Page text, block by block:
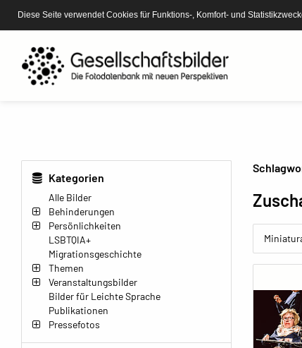
Diese Seite verwendet Cookies für Funktions-, Komfort- und
Kategorien
Alle Bilder
Behinderungen
Persönlichkeiten
LSBTQIA+
Migrationsgeschichte
Themen
Veranstaltungsbilder
Bilder für Leichte Sprache
Publikationen
Pressefotos